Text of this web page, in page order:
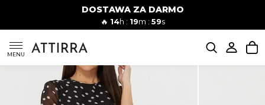
DOSTAWA ZA DARMO
🔥 14h : 19m : 58s
MENU
Mężczyźni
SUKIENKI
KOMPLETY